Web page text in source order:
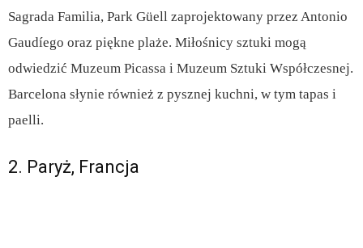
Sagrada Familia, Park Güell zaprojektowany przez Antonio
Gaudíego oraz piękne plaże. Miłośnicy sztuki mogą
odwiedzić Muzeum Picassa i Muzeum Sztuki Współczesnej.
Barcelona słynie również z pysznej kuchni, w tym tapas i
paelli.
2. Paryż, Francja